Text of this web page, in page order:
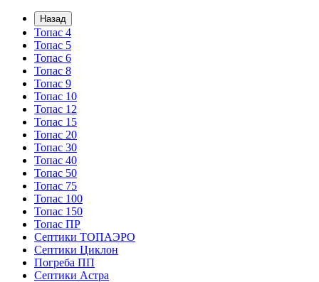
Назад
Топас 4
Топас 5
Топас 6
Топас 8
Топас 9
Топас 10
Топас 12
Топас 15
Топас 20
Топас 30
Топас 40
Топас 50
Топас 75
Топас 100
Топас 150
Топас ПР
Септики ТОПАЭРО
Септики Циклон
Погреба ПП
Септики Астра